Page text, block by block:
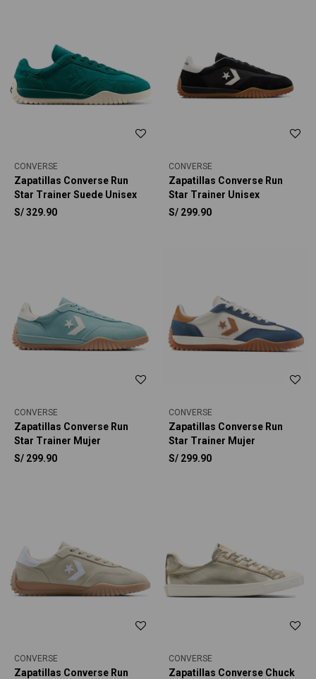
CONVERSE
Zapatillas Converse Run
Star Trainer Suede Unisex
S/329.90
CONVERSE
Zapatillas Converse Run
Star Trainer Unisex
S/ 299.90
CONVERSE
Zapatillas Converse Run
Star Trainer Mujer
S/ 299.90
CONVERSE
Zapatillas Converse Run
Star Trainer Mujer
S/ 299.90
CONVERSE
Zapatillas Converse Run
CONVERSE
Zapatillas Converse Chuck